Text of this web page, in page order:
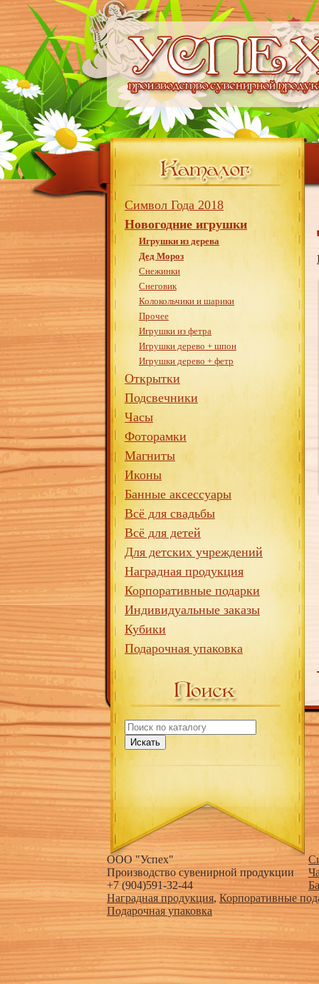
Символ Года 2018
Новогодние игрушки
Игрушки из дерева
Дед Мороз
Снежинки
Снеговик
Колокольчики и шарики
Прочее
Игрушки из фетра
Игрушки дерево + шпон
Игрушки дерево + фетр
Открытки
Подсвечники
Часы
Фоторамки
Магниты
Иконы
Банные аксессуары
Всё для свадьбы
Всё для детей
Для детских учреждений
Наградная продукция
Корпоративные подарки
Индивидуальные заказы
Кубики
Подарочная упаковка
Искать
ООО "Успех"
Производство сувенирной продукции
+7 (904)591-32-44
Наградная продукция, Корпоративные
Подарочная упаковка